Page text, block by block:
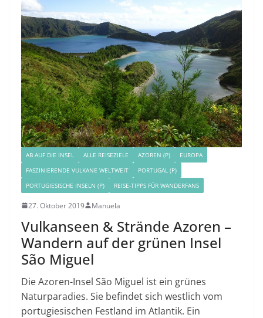
AB AUF DIE INSEL ALLE REISEZIELE AZOREN (P)
EUROPA
FASZINIERENDE VULKANE WELTWEIT
PORTUGAL (P)
PORTUGIESISCHE INSELN (P)
REISE-TIPPS FÜR WANDERFANS
27. Oktober 2019 Manuela
Vulkanseen & Strände Azoren –
Wandern auf der grünen Insel
São Miguel
Die Azoren-Insel São Miguel ist ein grünes
Naturparadies. Sie befindet sich westlich vom
portugiesischen Festland im Atlantik. Ein